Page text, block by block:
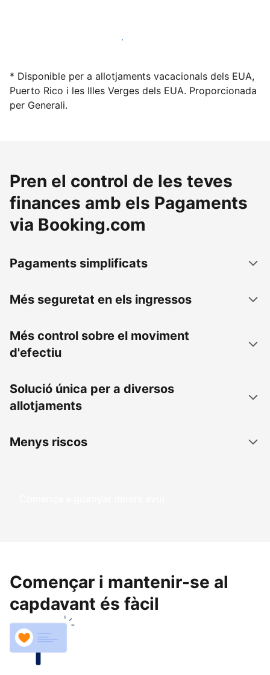
Lloga l'allotjament amb nosaltres avui mateix
* Disponible per a allotjaments vacacionals dels EUA,
Puerto Rico i les Illes Verges dels EUA. Proporcionada
per Generali.
Pren el control de les teves
finances amb els Pagaments
via Booking.com
Pagaments simplificats
Més seguretat en els ingressos
Més control sobre el moviment
d'efectiu
Solució única per a diversos
allotjaments
Menys riscos
Comença a guanyar diners avui
Començar i mantenir-se al
capdavant és fàcil